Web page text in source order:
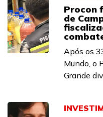
Procon
de
Após os
Mundo, o
Grande